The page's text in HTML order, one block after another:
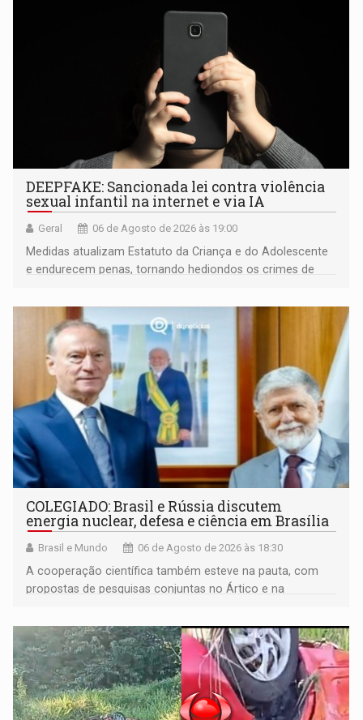
DEEPFAKE: Sancionada lei contra violência
sexual infantil na internet e via IA
Geral 06 de Agosto de 2026 às 19:00
Medidas atualizam Estatuto da Criança e do Adolescente
e endurecem penas, tornando hediondos os crimes de
COLEGIADO: Brasil e Rússia discutem
energia nuclear, defesa e ciência em Brasília
Brasil e Mundo 06 de Agosto de 2026 às 18:30
A cooperação científica também esteve na pauta, com
propostas de pesquisas conjuntas no Ártico e na